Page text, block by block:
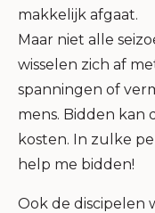
makkelijk afgaat.
Maar niet alle
wisselen zich af
spanningen of
mens. Bidden kan
kosten. In zulke
help me bidden!
Ook de discipelen